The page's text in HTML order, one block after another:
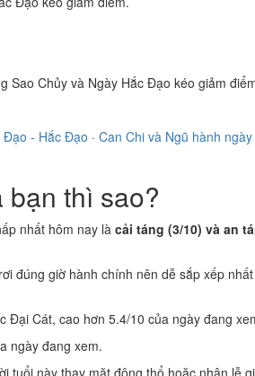
Sao Chủy và Ngày Hắc Đạo kéo giảm
Đạo - Hắc Đạo · Can Chi và Ngũ hành ngày
bạn thì sao?
nhất hôm nay là cải táng (3/10) và an
rơi đúng giờ hành chính nên dễ sắp xếp
Đại Cát, cao hơn 5.4/10 của ngày đang
ngày đang xem.
tuổi này thay mặt động thổ hoặc nhận lễ